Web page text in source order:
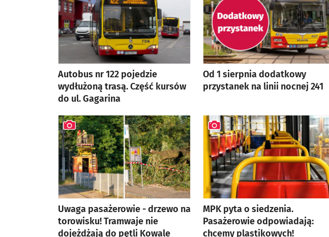
Autobus nr 122 pojedzie
wydłużoną trasą. Część kursów
do ul. Gagarina
Od 1 sierpnia dodatkowy
przystanek na linii nocnej 241
Uwaga pasażerowie - drzewo na
torowisku! Tramwaje nie
dojeżdżają do pętli Kowale
MPK pyta o siedzenia.
Pasażerowie odpowiadają:
chcemy plastikowych!